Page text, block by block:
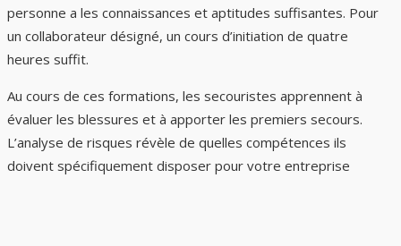
personne a les connaissances et aptitudes suffisantes. Pour
un collaborateur désigné, un cours d’initiation de quatre
heures suffit.
Au cours de ces formations, les secouristes apprennent à
évaluer les blessures et à apporter les premiers secours.
L’analyse de risques révèle de quelles compétences ils
doivent spécifiquement disposer pour votre entreprise